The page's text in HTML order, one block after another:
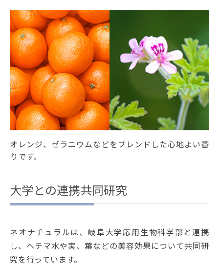
オレンジ、ゼラニウムなどをブレンドした心地よい香
りです。
大学との連携共同研究
ネオナチュラルは、岐阜大学応用生物科学部と連携
し、ヘチマ水や実、葉などの美容効果について共同研
究を行っています。